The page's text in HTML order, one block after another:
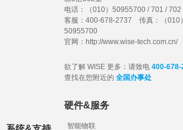
智能物联
硬件&服务
电话：（010）50955700 / 701 / 702
客服：400-678-2737 传真：（010）
50955700
官网：http://www.wise-tech.com.cn/
欲了解 WISE 更多：请致电 400-678-
查找在您附近的 全国办事处